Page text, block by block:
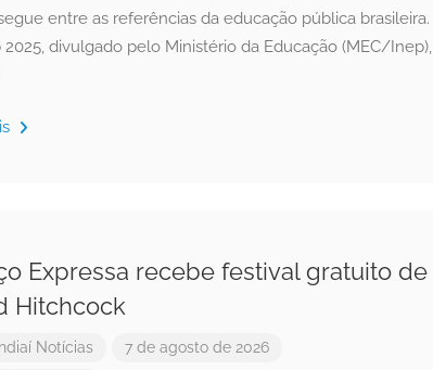
entre as referências da educação pública brasileira.
2025, divulgado pelo Ministério da Educação (MEC/Inep),
Expressa recebe festival gratuito de
Hitchcock
Notícias 7 de agosto de 2026